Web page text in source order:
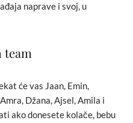
naprave i svoj, u
team
će vas Jaan, Emin,
Džana, Ajsel, Amila i
ako donesete kolače, bebu